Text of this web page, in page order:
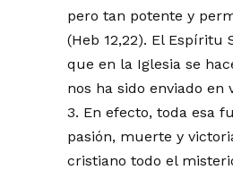
pero tan potente y
(Heb 12,22). El
que en la Iglesia se
nos ha sido enviado
3. En efecto, toda esa
pasión, muerte y
cristiano todo el